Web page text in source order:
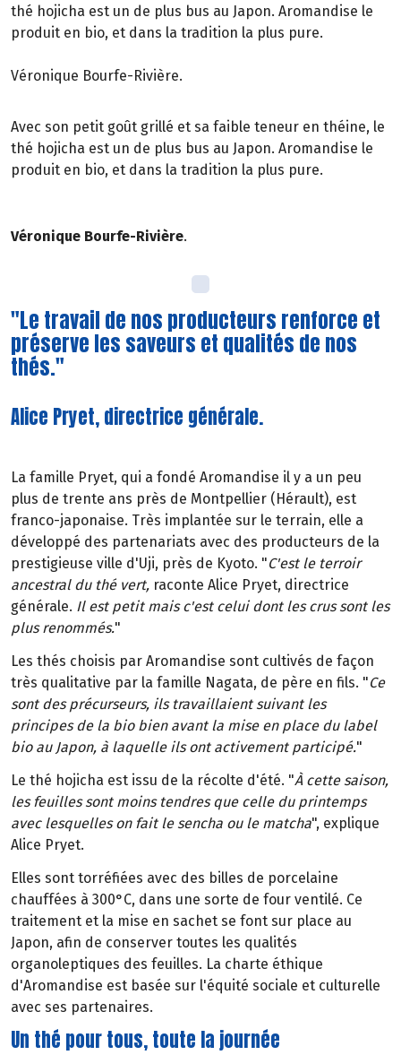
thé hojicha est un de plus bus au Japon. Aromandise le
produit en bio, et dans la tradition la plus pure.
Véronique Bourfe-Rivière.
Avec son petit goût grillé et sa faible teneur en théine, le
thé hojicha est un de plus bus au Japon. Aromandise le
produit en bio, et dans la tradition la plus pure.
Véronique Bourfe-Rivière.
"Le travail de nos producteurs renforce et
préserve les saveurs et qualités de nos
thés."
Alice Pryet, directrice générale.
La famille Pryet, qui a fondé Aromandise il y a un peu
plus de trente ans près de Montpellier (Hérault), est
franco-japonaise. Très implantée sur le terrain, elle a
développé des partenariats avec des producteurs de la
prestigieuse ville d'Uji, près de Kyoto. "C'est le terroir
ancestral du thé vert, raconte Alice Pryet, directrice
générale. Il est petit mais c'est celui dont les crus sont les
plus renommés."
Les thés choisis par Aromandise sont cultivés de façon
très qualitative par la famille Nagata, de père en fils. "Ce
sont des précurseurs, ils travaillaient suivant les
principes de la bio bien avant la mise en place du label
bio au Japon, à laquelle ils ont activement participé."
Le thé hojicha est issu de la récolte d'été. "À cette saison,
les feuilles sont moins tendres que celle du printemps
avec lesquelles on fait le sencha ou le matcha", explique
Alice Pryet.
Elles sont torréfiées avec des billes de porcelaine
chauffées à 300°C, dans une sorte de four ventilé. Ce
traitement et la mise en sachet se font sur place au
Japon, afin de conserver toutes les qualités
organoleptiques des feuilles. La charte éthique
d'Aromandise est basée sur l'équité sociale et culturelle
avec ses partenaires.
Un thé pour tous, toute la journée